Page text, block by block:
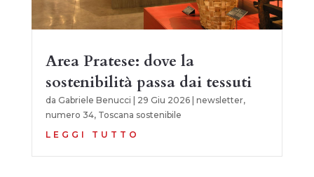
Area Pratese: dove la
sostenibilità passa dai tessuti
da Gabriele Benucci 29 Giu 2026| newsletter,
numero 34, Toscana sostenibile
LEGGI TUTTO